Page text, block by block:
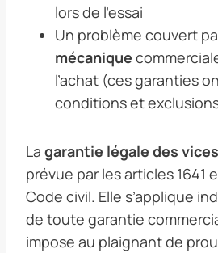
lors de l’essai
Un problème couvert
mécanique
l’achat (ces garanties
conditions et
La garantie légale des
prévue par les articles 1641
Code civil. Elle s’applique
de toute garantie
impose au plaignant de